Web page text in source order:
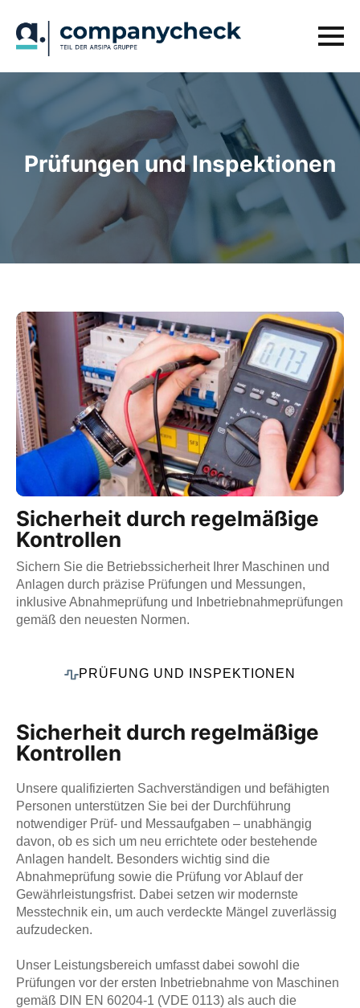
Prüfungen und Inspektionen
Sicherheit durch regelmäßige
Kontrollen
Sichern Sie die Betriebssicherheit Ihrer Maschinen und
Anlagen durch präzise Prüfungen und Messungen,
inklusive Abnahmeprüfung und Inbetriebnahmeprüfungen
gemäß den neuesten Normen.
PRÜFUNG UND INSPEKTIONEN
Sicherheit durch regelmäßige
Kontrollen
Unsere qualifizierten Sachverständigen und befähigten
Personen unterstützen Sie bei der Durchführung
notwendiger Prüf- und Messaufgaben – unabhängig
davon, ob es sich um neu errichtete oder bestehende
Anlagen handelt. Besonders wichtig sind die
Abnahmeprüfung sowie die Prüfung vor Ablauf der
Gewährleistungsfrist. Dabei setzen wir modernste
Messtechnik ein, um auch verdeckte Mängel zuverlässig
aufzudecken.
Unser Leistungsbereich umfasst dabei sowohl die
Prüfungen vor der ersten Inbetriebnahme von Maschinen
gemäß DIN EN 60204-1 (VDE 0113) als auch die